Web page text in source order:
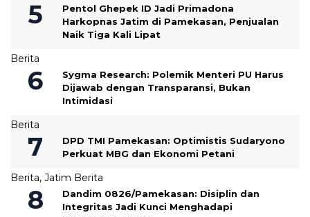
Pentol Ghepek ID Jadi Primadona
Harkopnas Jatim di Pamekasan, Penjualan
Naik Tiga Kali Lipat
Berita
Sygma Research: Polemik Menteri PU Harus
Dijawab dengan Transparansi, Bukan
Intimidasi
Berita
DPD TMI Pamekasan: Optimistis Sudaryono
Perkuat MBG dan Ekonomi Petani
Berita, Jatim Berita
‎Dandim 0826/Pamekasan: Disiplin dan
Integritas Jadi Kunci Menghadapi